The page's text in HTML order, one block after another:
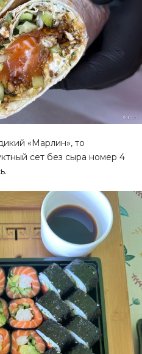
«Марлин», то
сет без сыра номер 4